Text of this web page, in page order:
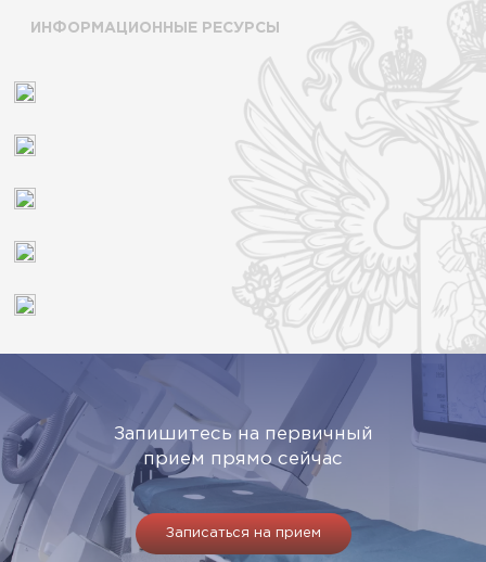
ИНФОРМАЦИОННЫЕ РЕСУРСЫ
Запишитесь на первичный
прием прямо сейчас
Записаться на прием